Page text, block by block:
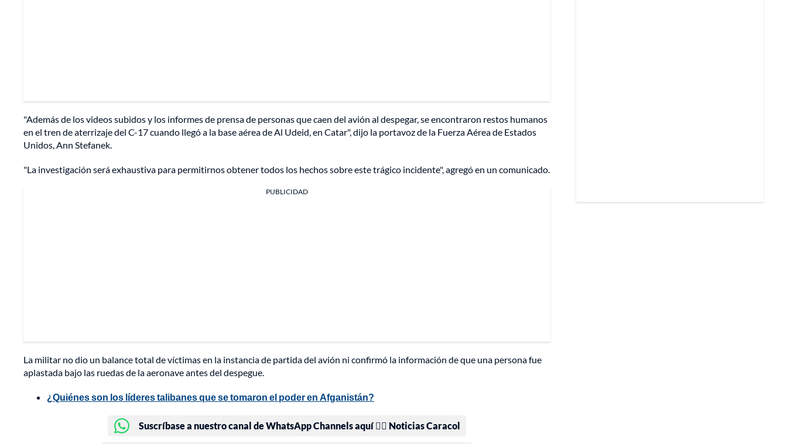
"Además de los videos subidos y los informes de prensa de personas que caen del avión al despegar, se encontraron restos humanos
en el tren de aterrizaje del C-17 cuando llegó a la base aérea de Al Udeid, en Catar", dijo la portavoz de la Fuerza Aérea de Estados
Unidos, Ann Stefanek.
"La investigación será exhaustiva para permitirnos obtener todos los hechos sobre este trágico incidente", agregó en un comunicado.
PUBLICIDAD
La militar no dio un balance total de víctimas en la instancia de partida del avión ni confirmó la información de que una persona fue
aplastada bajo las ruedas de la aeronave antes del despegue.
¿Quiénes son los líderes talibanes que se tomaron el poder en Afganistán?
Suscríbase a nuestro canal de WhatsApp Channels aquí 👉🏻 Noticias Caracol